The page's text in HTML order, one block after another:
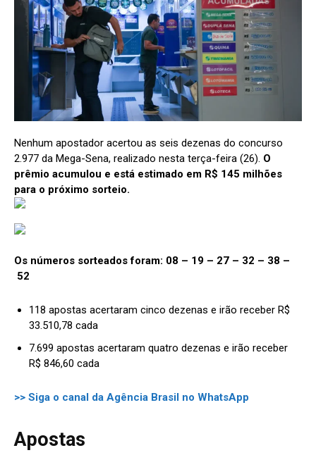
Nenhum apostador acertou as seis dezenas do concurso
2.977 da Mega-Sena, realizado nesta terça-feira (26). O
prêmio acumulou e está estimado em R$ 145 milhões
para o próximo sorteio.
Os números sorteados foram: 08 – 19 – 27 – 32 – 38 –
52
118 apostas acertaram cinco dezenas e irão receber R$
33.510,78 cada
7.699 apostas acertaram quatro dezenas e irão receber
R$ 846,60 cada
>> Siga o canal da Agência Brasil no WhatsApp
Apostas